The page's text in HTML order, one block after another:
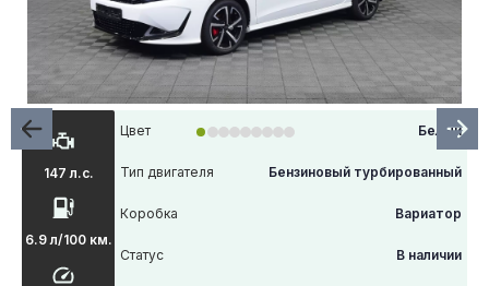
147 л.с.
6.9 л/100 км.
Цвет Белый
Тип двигателя Бензиновый турбированный
Коробка Вариатор
Статус В наличии